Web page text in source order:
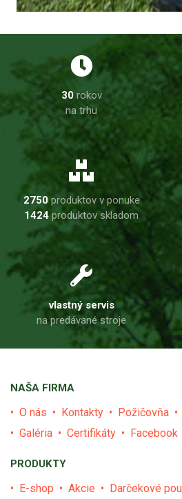
30rokov
na trhu
2750produktov v ponuke
1424produktov skladom
vlastný servis
na predávané stroje
NAŠA FIRMA
O nás Kontakty Požičovňa
Galéria
Certifikáty Facebook
PRODUKTY
E-shop Akcie Darčekové